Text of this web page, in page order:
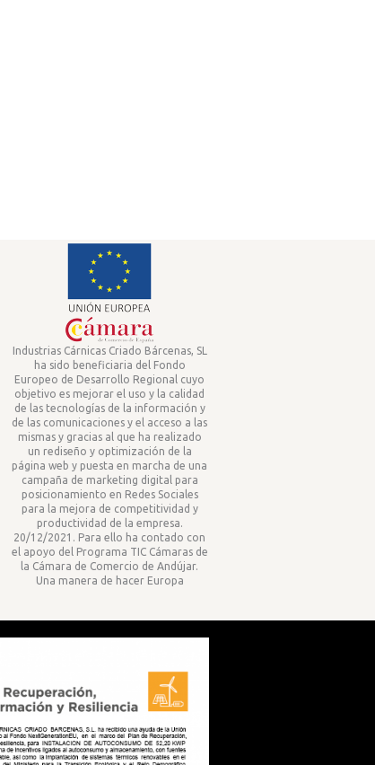
Industrias Cárnicas Criado Bárcenas, SL
ha sido beneficiaria del Fondo
Europeo de Desarrollo Regional cuyo
objetivo es mejorar el uso y la calidad
de las tecnologías de la información y
de las comunicaciones y el acceso a las
mismas y gracias al que ha realizado
un rediseño y optimización de la
página web y puesta en marcha de una
campaña de marketing digital para
posicionamiento en Redes Sociales
para la mejora de competitividad y
productividad de la empresa.
20/12/2021. Para ello ha contado con
el apoyo del Programa TIC Cámaras de
la Cámara de Comercio de Andújar.
Una manera de hacer Europa